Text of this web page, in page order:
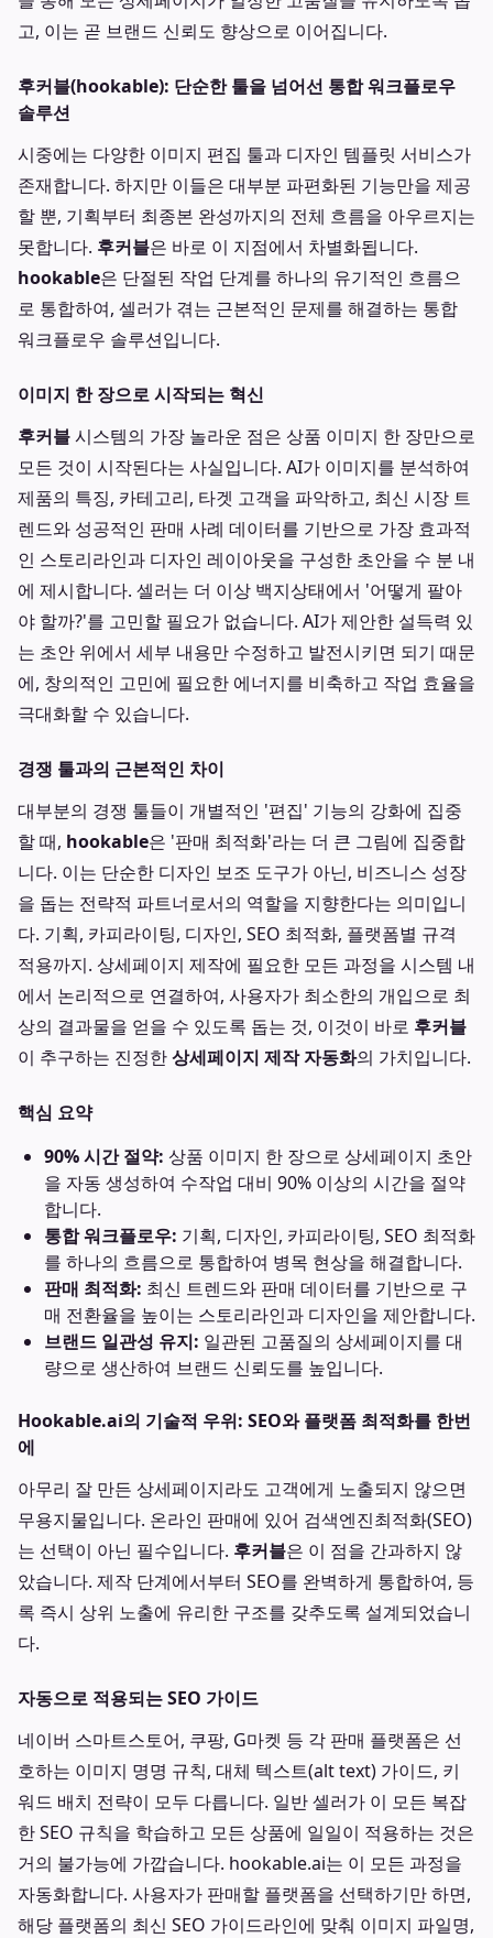
고, 이는 곧 브랜드 신뢰도 향상으로 이어집니다.
후커블(hookable): 단순한 툴을 넘어선 통합 워크플로우
솔루션
시중에는 다양한 이미지 편집 툴과 디자인 템플릿 서비스가
존재합니다. 하지만 이들은 대부분 파편화된 기능만을 제공
할 뿐, 기획부터 최종본 완성까지의 전체 흐름을 아우르지는
못합니다. 후커블은 바로 이 지점에서 차별화됩니다.
hookable은 단절된 작업 단계를 하나의 유기적인 흐름으
로 통합하여, 셀러가 겪는 근본적인 문제를 해결하는 통합
워크플로우 솔루션입니다.
이미지 한 장으로 시작되는 혁신
후커블시스템의 가장 놀라운 점은 상품 이미지 한 장만으로
모든 것이 시작된다는 사실입니다. AI가 이미지를 분석하여
제품의 특징, 카테고리, 타겟 고객을 파악하고, 최신 시장 트
렌드와 성공적인 판매 사례 데이터를 기반으로 가장 효과적
인 스토리라인과 디자인 레이아웃을 구성한 초안을 수 분 내
에 제시합니다. 셀러는 더 이상 백지상태에서 '어떻게 팔아
야 할까?'를 고민할 필요가 없습니다. AI가 제안한 설득력 있
는 초안 위에서 세부 내용만 수정하고 발전시키면 되기 때문
에, 창의적인 고민에 필요한 에너지를 비축하고 작업 효율을
극대화할 수 있습니다.
경쟁 툴과의 근본적인 차이
대부분의 경쟁 툴들이 개별적인 '편집' 기능의 강화에 집중
할 때, hookable은 '판매 최적화'라는 더 큰 그림에 집중합
니다. 이는 단순한 디자인 보조 도구가 아닌, 비즈니스 성장
을 돕는 전략적 파트너로서의 역할을 지향한다는 의미입니
다. 기획, 카피라이팅, 디자인, SEO 최적화, 플랫폼별 규격
적용까지. 상세페이지 제작에 필요한 모든 과정을 시스템 내
에서 논리적으로 연결하여, 사용자가 최소한의 개입으로 최
상의 결과물을 얻을 수 있도록 돕는 것, 이것이 바로 후커블
이 추구하는 진정한상세페이지 제작 자동화의 가치입니다.
핵심 요약
90% 시간 절약: 상품 이미지 한 장으로 상세페이지 초안
을 자동 생성하여 수작업 대비 90% 이상의 시간을 절약
합니다.
통합 워크플로우: 기획, 디자인, 카피라이팅, SEO 최적화
를 하나의 흐름으로 통합하여 병목 현상을 해결합니다.
판매 최적화: 최신 트렌드와 판매 데이터를 기반으로 구
매 전환율을 높이는 스토리라인과 디자인을 제안합니다.
브랜드 일관성 유지: 일관된 고품질의 상세페이지를 대
량으로 생산하여 브랜드 신뢰도를 높입니다.
Hookable.ai의 기술적 우위: SEO와 플랫폼 최적화를 한번
에
아무리 잘 만든 상세페이지라도 고객에게 노출되지 않으면
무용지물입니다. 온라인 판매에 있어 검색엔진최적화(SEO)
는 선택이 아닌 필수입니다. 후커블은 이 점을 간과하지 않
았습니다. 제작 단계에서부터 SEO를 완벽하게 통합하여, 등
록 즉시 상위 노출에 유리한 구조를 갖추도록 설계되었습니
다.
자동으로 적용되는 SEO 가이드
네이버 스마트스토어, 쿠팡, G마켓 등 각 판매 플랫폼은 선
호하는 이미지 명명 규칙, 대체 텍스트(alt text) 가이드, 키
워드 배치 전략이 모두 다릅니다. 일반 셀러가 이 모든 복잡
한 SEO 규칙을 학습하고 모든 상품에 일일이 적용하는 것은
거의 불가능에 가깝습니다. hookable.ai는 이 모든 과정을
자동화합니다. 사용자가 판매할 플랫폼을 선택하기만 하면,
해당 플랫폼의 최신 SEO 가이드라인에 맞춰 이미지 파일명,